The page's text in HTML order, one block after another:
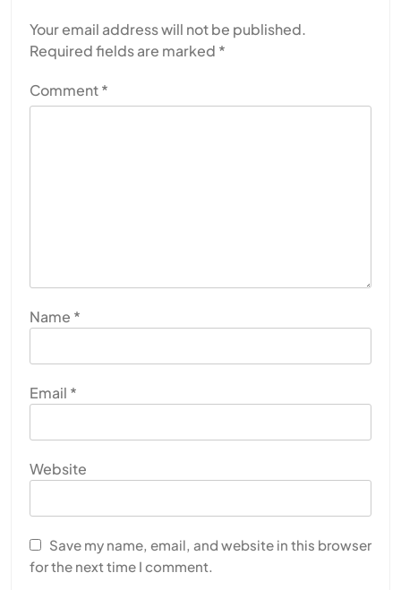
Your email address will not be published.
Required fields are marked *
Comment*
Name *
Email *
Website
Save my name, email, and website in this browser
for the next time I comment.